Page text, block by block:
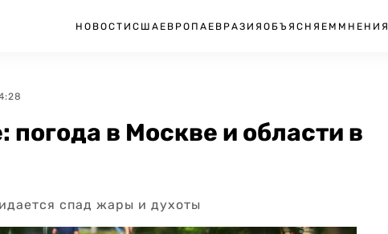
НОВОСТИ США ЕВРОПА ЕВРАЗИЯ ОБЪЯСНЯЕМ МНЕНИЯ
в Москве и области в
спад жары и духоты